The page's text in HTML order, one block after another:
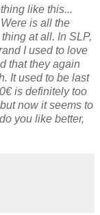
like this...
is all the
at all. In SLP,
I used to love
that they again
It used to be last
is definitely too
now it seems to
you like better,